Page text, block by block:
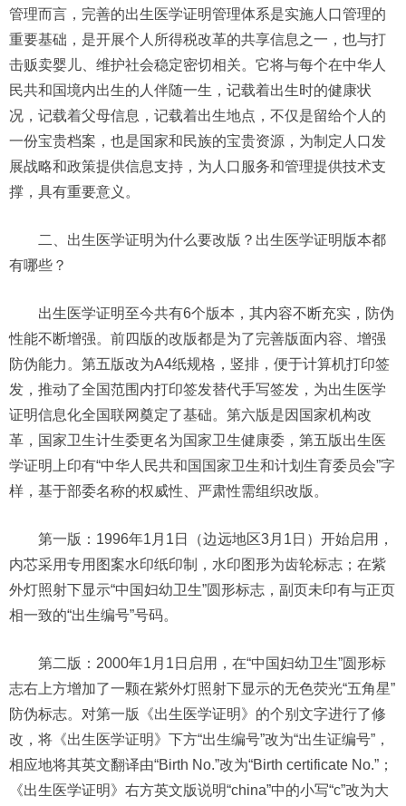
管理而言，完善的出生医学证明管理体系是实施人口管理的
重要基础，是开展个人所得税改革的共享信息之一，也与打
击贩卖婴儿、维护社会稳定密切相关。它将与每个在中华人
民共和国境内出生的人伴随一生，记载着出生时的健康状
况，记载着父母信息，记载着出生地点，不仅是留给个人的
一份宝贵档案，也是国家和民族的宝贵资源，为制定人口发
展战略和政策提供信息支持，为人口服务和管理提供技术支
撑，具有重要意义。
二、出生医学证明为什么要改版？出生医学证明版本都
有哪些？
出生医学证明至今共有6个版本，其内容不断充实，防伪
性能不断增强。前四版的改版都是为了完善版面内容、增强
防伪能力。第五版改为A4纸规格，竖排，便于计算机打印签
发，推动了全国范围内打印签发替代手写签发，为出生医学
证明信息化全国联网奠定了基础。第六版是因国家机构改
革，国家卫生计生委更名为国家卫生健康委，第五版出生医
学证明上印有“中华人民共和国国家卫生和计划生育委员会”字
样，基于部委名称的权威性、严肃性需组织改版。
第一版：1996年1月1日（边远地区3月1日）开始启用，
内芯采用专用图案水印纸印制，水印图形为齿轮标志；在紫
外灯照射下显示“中国妇幼卫生”圆形标志，副页未印有与正页
相一致的“出生编号”号码。
第二版：2000年1月1日启用，在“中国妇幼卫生”圆形标
志右上方增加了一颗在紫外灯照射下显示的无色荧光“五角星”
防伪标志。对第一版《出生医学证明》的个别文字进行了修
改，将《出生医学证明》下方“出生编号”改为“出生证编号”，
相应地将其英文翻译由“Birth No.”改为“Birth certificate No.”；
《出生医学证明》右方英文版说明“china”中的小写“c”改为大